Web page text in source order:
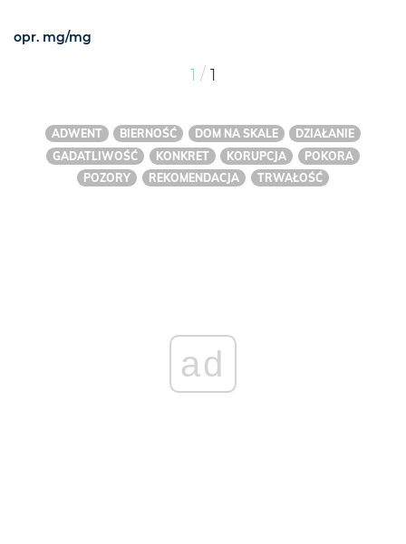
opr. mg/mg
1 / 1
ADWENT BIERNOŚĆ DOM NA SKALE
DZIAŁANIE
GADATLIWOŚĆ
KONKRET KORUPCJA
POKORA
POZORY
REKOMENDACJA TRWAŁOŚĆ
ad